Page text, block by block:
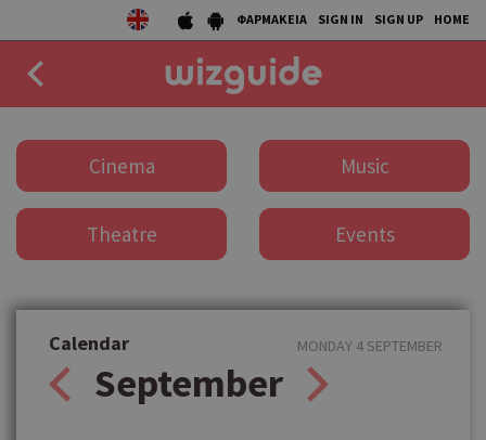
ΦΑΡΜΑΚΕΙΑ SIGN IN SIGN UP HOME
DRINK
COLLECTIONS
STORIES
Cinema Music
Theatre Events
Calendar
September
MONDAY 4 SEPTEMBER